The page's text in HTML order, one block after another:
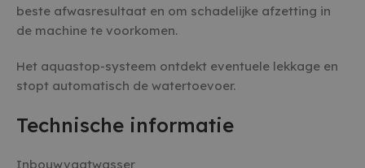
beste afwasresultaat en om schadelijke afzetting in
de machine te voorkomen.
Het aquastop-systeem ontdekt eventuele lekkage en
stopt automatisch de watertoevoer.
Technische informatie
Inbouwvaatwasser